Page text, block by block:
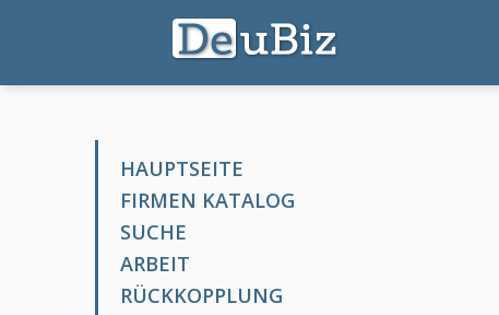
HAUPTSEITE
FIRMEN KATALOG
SUCHE
ARBEIT
RÜCKKOPPLUNG